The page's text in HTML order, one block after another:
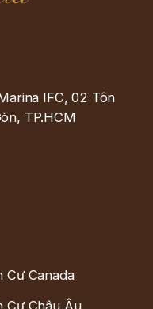
IFC, 02 Tôn
TP.HCM
Cư Canada